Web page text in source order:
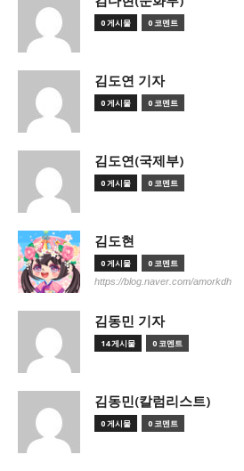
0 게시물 0 코멘트
김도연 기자
0 게시물 0 코멘트
김도연(국제부)
0 게시물 0 코멘트
김도현
0 게시물 0 코멘트
https://blog.naver.com/amorkdh
김동민 기자
14 게시물 0 코멘트
김동민(칼럼리스트)
0 게시물 0 코멘트